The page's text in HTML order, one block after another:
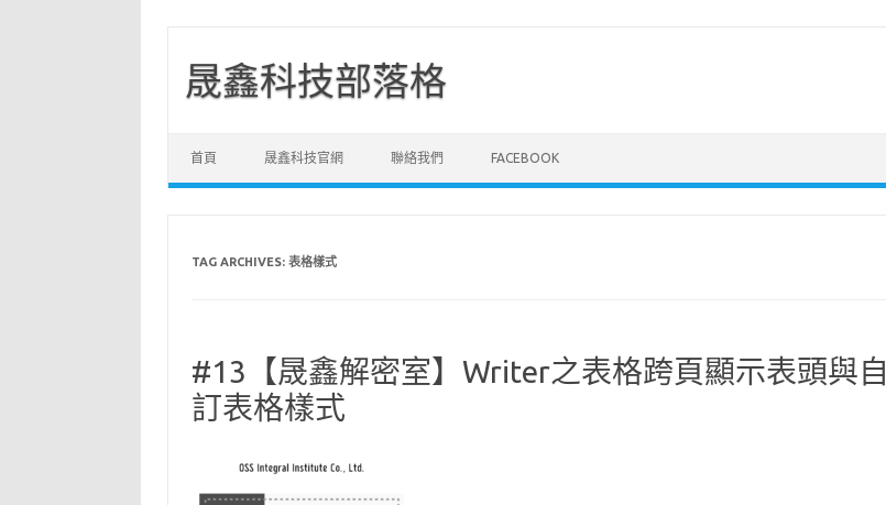
晟鑫科技部落格
首頁 晟鑫科技官網 聯絡我們 FACEBOOK
TAG ARCHIVES: 表格樣式
#13【晟鑫解密室】Writer之表格跨頁顯示表頭與自
訂表格樣式